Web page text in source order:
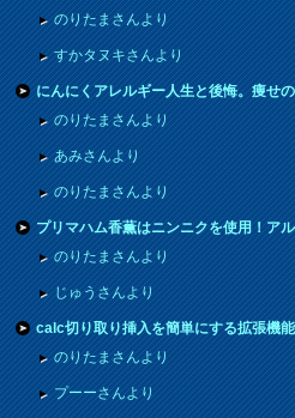
のりたまさんより
すかタヌキさんより
にんにくアレルギー人生と後悔。痩せ
のりたまさんより
あみさんより
のりたまさんより
プリマハム香薫はニンニクを使用！ア
のりたまさんより
じゅうさんより
calc切り取り挿入を簡単にする拡張機
のりたまさんより
プーーさんより